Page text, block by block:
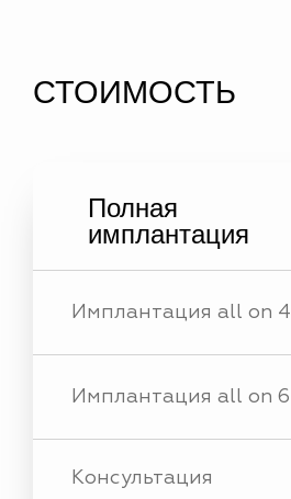
СТОИМОСТЬ
Полная
имплантация
Имплантация all on 4
Имплантация all on 6
Консультация